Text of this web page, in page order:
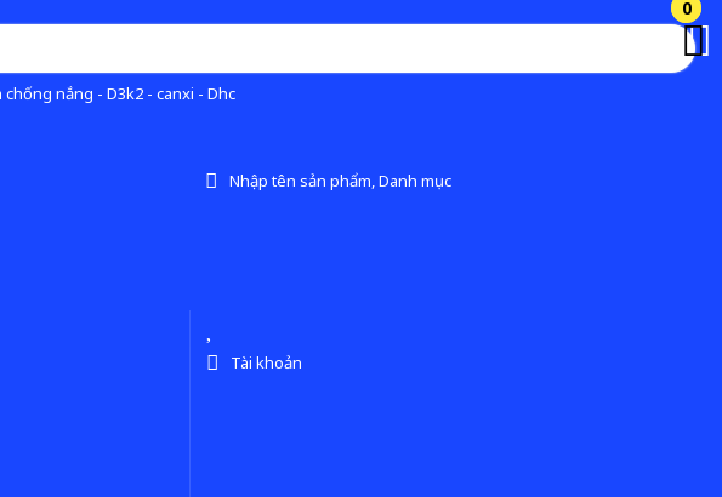
nắng - D3k2 - canxi - Dhc
Nhập tên sản phẩm, Danh mục
0
Tài khoản
0